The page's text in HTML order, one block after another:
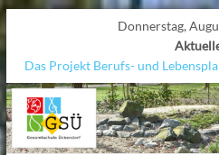
Donnerstag,
Das Projekt Berufs- und
UNESCO Stadtradeln „Grenzen
KCC-Workshop
Sicherheit auf den Wellen:
Ferien!!!